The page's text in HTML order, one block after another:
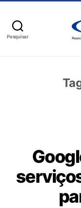
Pesquisar